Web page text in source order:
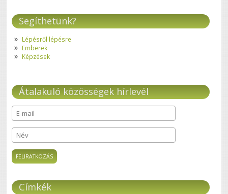
Segíthetünk?
Lépésről lépésre
Emberek
Képzések
Átalakuló közösségek hírlevél
E-mail*
Név
Címkék